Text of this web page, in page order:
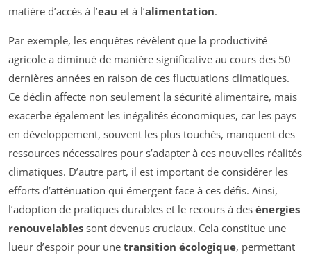
matière d’accès à l’eau et à l’alimentation.
Par exemple, les enquêtes révèlent que la productivité
agricole a diminué de manière significative au cours des 50
dernières années en raison de ces fluctuations climatiques.
Ce déclin affecte non seulement la sécurité alimentaire, mais
exacerbe également les inégalités économiques, car les pays
en développement, souvent les plus touchés, manquent des
ressources nécessaires pour s’adapter à ces nouvelles réalités
climatiques. D’autre part, il est important de considérer les
efforts d’atténuation qui émergent face à ces défis. Ainsi,
l’adoption de pratiques durables et le recours à des énergies
renouvelables sont devenus cruciaux. Cela constitue une
lueur d’espoir pour une transition écologique, permettant